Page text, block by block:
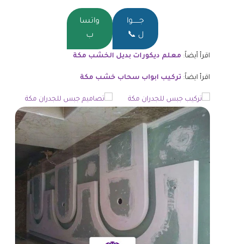
جــــــوا
ل 📞
واتسا
ب
اقرأ أيضاً: معلم ديكورات بديل الخشب مكة
اقرأ ايضاً: تركيب ابواب سحاب خشب مكة